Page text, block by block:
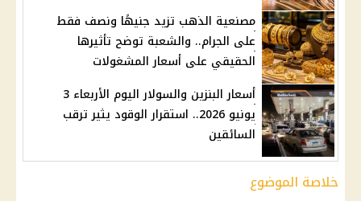
مصنعية الذهب تزيد جنيهًا ونصف فقط
على الجرام.. والشعبة توضح تأثيرها
الحقيقي على أسعار المشغولات
أسعار البنزين والسولار اليوم الأربعاء 3
يونيو 2026.. استقرار الوقود يثير ترقب
السائقين
خلاصة الموضوع